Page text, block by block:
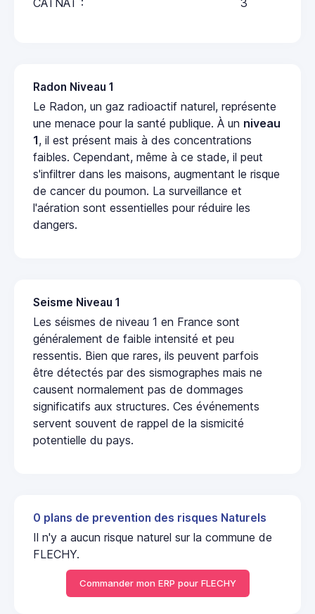
Radon Niveau 1
Le Radon, un gaz radioactif naturel, représente
une menace pour la santé publique. À un niveau
1, il est présent mais à des concentrations
faibles. Cependant, même à ce stade, il peut
s'infiltrer dans les maisons, augmentant le risque
de cancer du poumon. La surveillance et
l'aération sont essentielles pour réduire les
dangers.
Seisme Niveau 1
Les séismes de niveau 1 en France sont
généralement de faible intensité et peu
ressentis. Bien que rares, ils peuvent parfois
être détectés par des sismographes mais ne
causent normalement pas de dommages
significatifs aux structures. Ces événements
servent souvent de rappel de la sismicité
potentielle du pays.
0 plans de prevention des risques Naturels
Il n'y a aucun risque naturel sur la commune de
FLECHY.
Commander mon ERP pour FLECHY